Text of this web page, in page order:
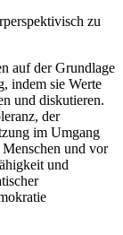
zu
auf der Grundlage
indem sie Werte
und diskutieren.
der
im Umgang
und vor
und